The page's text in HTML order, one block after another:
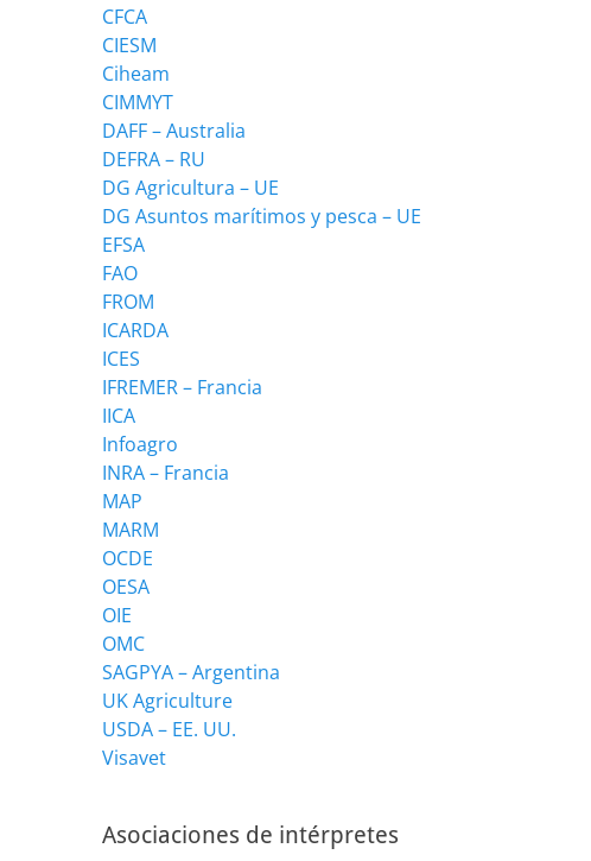
CFCA
CIESM
Ciheam
CIMMYT
DAFF – Australia
DEFRA – RU
DG Agricultura – UE
DG Asuntos marítimos y pesca – UE
EFSA
FAO
FROM
ICARDA
ICES
IFREMER – Francia
IICA
Infoagro
INRA – Francia
MAP
MARM
OCDE
OESA
OIE
OMC
SAGPYA – Argentina
UK Agriculture
USDA – EE. UU.
Visavet
Asociaciones de intérpretes